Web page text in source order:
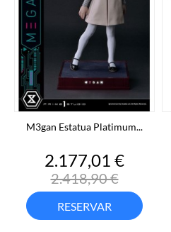
M3gan Estatua Platimum...
Precio
2.177,01 €Precio
2.418,90 €
RESERVAR